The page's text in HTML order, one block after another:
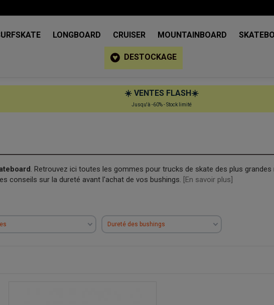
LONGBOARD CRUISER MOUNTAINBOARD
DESTOCKAGE
☀️ VENTES FLASH☀️
Jusqu'à -60% - Stock limité
. Retrouvez ici toutes les gommes pour trucks de skate des plus
conseils sur la dureté avant l'achat de vos bushings. [En savoir plus]
Dureté des bushings